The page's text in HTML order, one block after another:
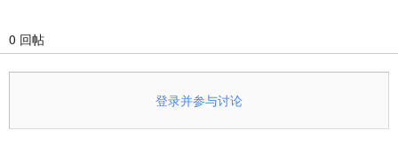
0 回帖
登录并参与讨论